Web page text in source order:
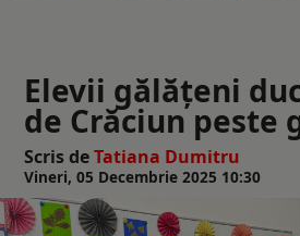
Elevii gălățeni
de Crăciun peste
Scris deTatiana Dumitru
Vineri, 05 Decembrie 2025 10:30